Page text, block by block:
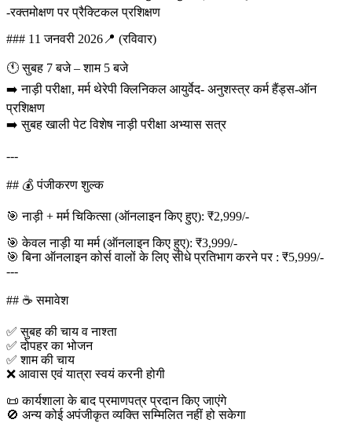
-रक्तमोक्षण पर प्रैक्टिकल प्रशिक्षण
### 11 जनवरी 2026📍 (रविवार)
🕚 सुबह 7 बजे – शाम 5 बजे
➡️ नाड़ी परीक्षा, मर्म थेरेपी क्लिनिकल आयुर्वेद- अनुशस्त्र कर्म हैंड्स-ऑन
प्रशिक्षण
➡️ सुबह खाली पेट विशेष नाड़ी परीक्षा अभ्यास सत्र
---
## 💰 पंजीकरण शुल्क
🎯 नाड़ी + मर्म चिकित्सा (ऑनलाइन किए हुए): ₹2,999/-
🎯 केवल नाड़ी या मर्म (ऑनलाइन किए हुए): ₹3,999/-
🎯 बिना ऑनलाइन कोर्स वालों के लिए सीधे प्रतिभाग करने पर : ₹5,999/-
---
## ☕ समावेश
✅ सुबह की चाय व नाश्ता
✅ दोपहर का भोजन
✅ शाम की चाय
❌ आवास एवं यात्रा स्वयं करनी होगी
📜 कार्यशाला के बाद प्रमाणपत्र प्रदान किए जाएंगे
🚫 अन्य कोई अपंजीकृत व्यक्ति सम्मिलित नहीं हो सकेगा